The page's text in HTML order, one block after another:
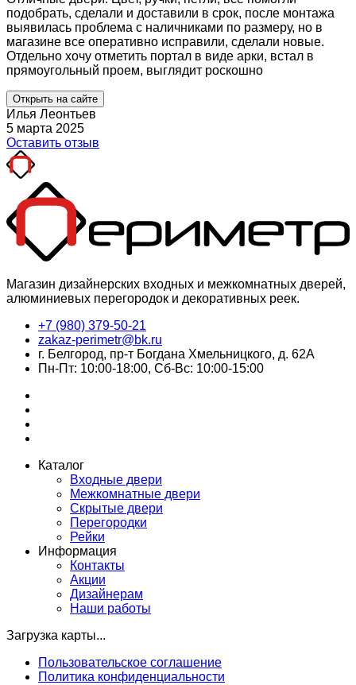
подобрать, сделали и доставили в срок, после монтажа
выявилась проблема с наличниками по размеру, но в
магазине все оперативно исправили, сделали новые.
Отдельно хочу отметить портал в виде арки, встал в
прямоугольный проем, выглядит роскошно
Открыть на сайте
Илья Леонтьев
5 марта 2025
Оставить отзыв
Магазин дизайнерских входных и межкомнатных дверей,
алюминиевых перегородок и декоративных реек.
+7 (980) 379-50-21
zakaz-perimetr@bk.ru
г. Белгород, пр-т Богдана Хмельницкого, д. 62А
Пн-Пт: 10:00-18:00, Сб-Вс: 10:00-15:00
Каталог
Входные двери
Межкомнатные двери
Скрытые двери
Перегородки
Рейки
Информация
Контакты
Акции
Дизайнерам
Наши работы
Загрузка карты...
Пользовательское соглашение
Политика конфиденциальности